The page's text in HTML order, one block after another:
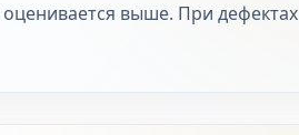
выше. При дефектах